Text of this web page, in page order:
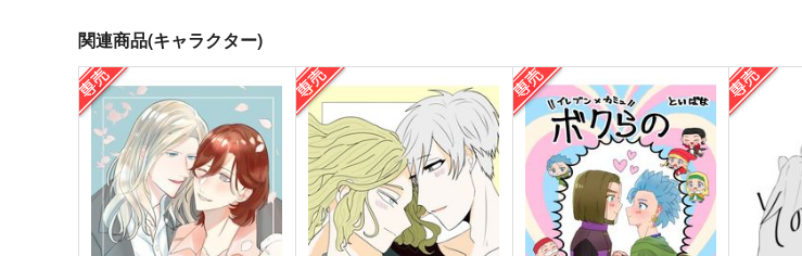
I.I.C
おにぎりバッキューン
2,357円（税込）
一ノ瀬トキヤ×一十木音也
みみをかす
おにぎりバッキューン
787円（税込）
一ノ瀬トキヤ×一十木音也
ストロベリーランデヴー
V.S.O.P.
2,357 円（税込）
神宮寺レン
Stella
takikomi
1,650 円
愛島セ
関連商品(キャラクター)